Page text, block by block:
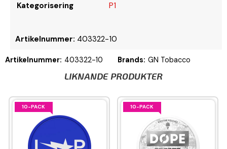
Kategorisering
P1
Artikelnummer: 403322-10
Artikelnummer: 403322-10 Brands: GN Tobacco
LIKNANDE PRODUKTER
10-PACK 10-PACK